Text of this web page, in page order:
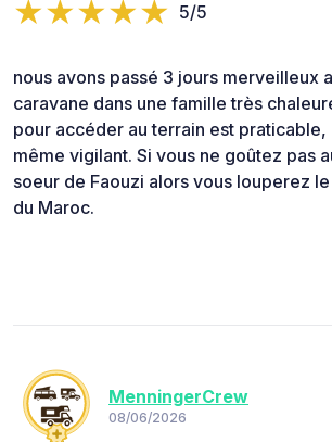
5/5
nous avons passé 3 jours merveilleux
caravane dans une famille très
pour accéder au terrain est
même vigilant. Si vous ne goûtez pas
soeur de Faouzi alors vous louperez
du Maroc.
MenningerCrew
08/06/2026